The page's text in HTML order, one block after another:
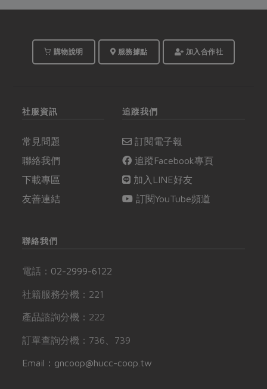
菜、湯麵等料理，吃了
少調味、簡單好上手的
購物說明 服務據點 加入合作社
社服資訊
常見問題
聯絡我們
下載專區
友善連結
追蹤我們
訂閱電子報
追蹤Facebook專頁
加入LINE好友
訂閱YouTube頻道
聯絡我們
電話： 02-2999-6122
社籍服務分機：221
產品諮詢分機：222
訂單查詢分機：736、739
Email：gncoop@hucc-coop.tw